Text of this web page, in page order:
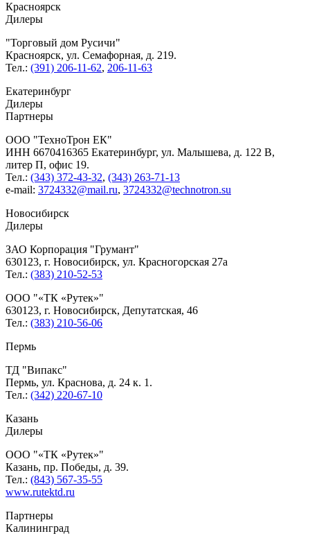
Красноярск
Дилеры
Торговый дом Русичи
Красноярск, ул. Семафорная, д. 219.
Тел.: (391) 206-11-62, 206-11-63
Екатеринбург
Дилеры
Партнеры
ООО
ТехноТрон ЕК
ИНН 6670416365 Екатеринбург, ул. Малышева, д. 122 В,
литер П, офис 19.
Тел.: (343) 372-43-32, (343) 263-71-13
e-mail: 3724332@mail.ru, 3724332@technotron.su
Новосибирск
Дилеры
ЗАО Корпорация
Грумант
630123, г. Новосибирск, ул. Красногорская 27а
Тел.: (383) 210-52-53
ООО
«ТК «Рутек»
630123, г. Новосибирск, Депутатская, 46
Тел.: (383) 210-56-06
Пермь
ТД
Випакс
Пермь, ул. Краснова, д. 24 к. 1.
Тел.: (342) 220-67-10
Казань
Дилеры
ООО
«ТК «Рутек»
Казань, пр. Победы, д. 39.
Тел.: (843) 567-35-55
www.rutektd.ru
Партнеры
Калининград